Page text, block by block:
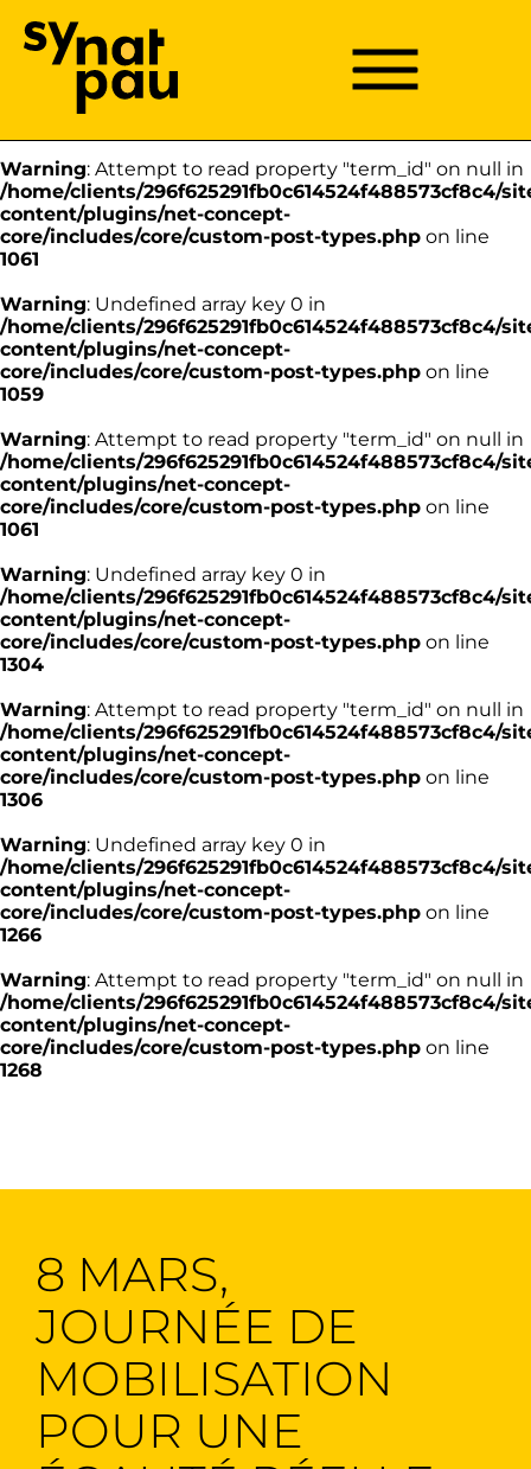
Passer
Menu principal
Menu
Warning: Undefined array key 0 in
/home/clients/296f625291fb0c614524f488573cf8c4/
content/plugins/net-concept-
core/includes/core/custom-post-types.php
Warning: Attempt to read property "term_id" on null in
/home/clients/296f625291fb0c614524f488573cf8c4/
content/plugins/net-concept-
core/includes/core/custom-post-types.php on line
1061
Warning: Undefined array key 0 in
/home/clients/296f625291fb0c614524f488573cf8c4/
content/plugins/net-concept-
core/includes/core/custom-post-types.php on line
1059
Warning: Attempt to read property "term_id" on null in
/home/clients/296f625291fb0c614524f488573cf8c4/
content/plugins/net-concept-
core/includes/core/custom-post-types.php on line
1061
Warning: Undefined array key 0 in
/home/clients/296f625291fb0c614524f488573cf8c4/
content/plugins/net-concept-
core/includes/core/custom-post-types.php on line
1304
Warning: Attempt to read property "term_id" on null in
/home/clients/296f625291fb0c614524f488573cf8c4/
content/plugins/net-concept-
core/includes/core/custom-post-types.php on line
1306
Warning: Undefined array key 0 in
/home/clients/296f625291fb0c614524f488573cf8c4/
content/plugins/net-concept-
core/includes/core/custom-post-types.php on line
1266
Warning: Attempt to read property "term_id" on null in
/home/clients/296f625291fb0c614524f488573cf8c4/
content/plugins/net-concept-
core/includes/core/custom-post-types.php on line
1268
8 MARS,
JOURNÉE DE
MOBILISATION
POUR UNE